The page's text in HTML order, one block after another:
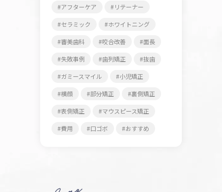
アフターケア リテーナー
セラミック ホワイトニング
審美歯科 咬合改善 面長
失敗事例 歯列矯正 抜歯
ガミースマイル 小児矯正
横顔 部分矯正 裏側矯正
表側矯正 マウスピース矯正
費用 口ゴボ おすすめ